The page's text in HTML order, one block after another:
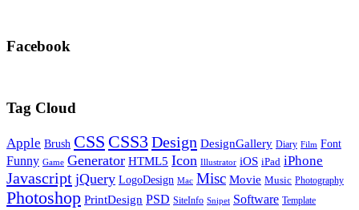
Facebook
Tag Cloud
Apple Brush CSS CSS3 Design DesignGallery Diary Film Font
Funny Game Generator HTML5 Icon Illustrator iOS iPad iPhone
Javascript jQuery LogoDesign Mac Misc Movie Music Photography
Photoshop PrintDesign PSD SiteInfo Snipet Software Template